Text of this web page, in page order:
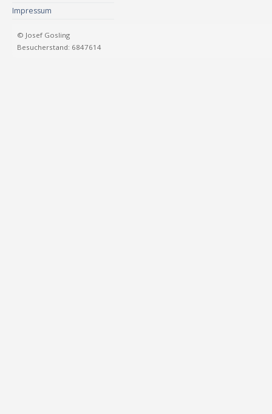
Impressum
© Josef Gosling
Besucherstand: 6847614